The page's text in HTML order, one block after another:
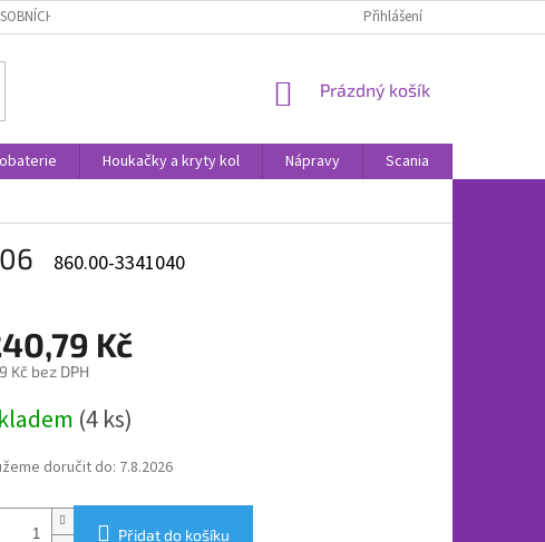
ÚDAJŮ POUČENÍ O PRÁVU NA ODSTOUPENÍ OD SMLOUVY
Přihlášení
NÁKUPNÍ
Prázdný košík
Houkačky a kryty kol Nápravy Scania
860.00-3341040
Kč
Kč bez DPH
(4 ks)
doručit do: 7.8.2026
Přidat do košíku